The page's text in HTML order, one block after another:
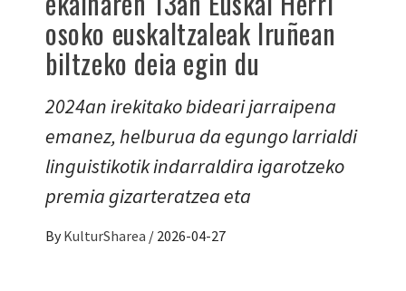
osoko euskaltzaleak Iruñean
biltzeko deia egin du
2024an irekitako bideari jarraipena
emanez, helburua da egungo larrialdi
linguistikotik indarraldira igarotzeko
premia gizarteratzea eta
By KulturSharea / 2026-04-27